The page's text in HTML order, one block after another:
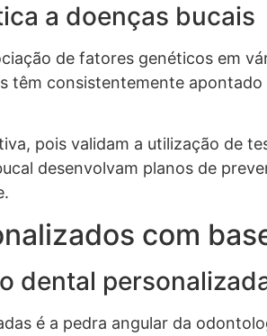
a doenças bucais
de fatores genéticos em
têm consistentemente apontado
pois validam a utilização de
desenvolvam planos de
com
dental
é a pedra angular da